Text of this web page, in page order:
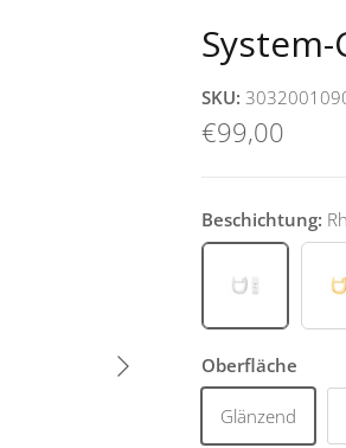
Nächste
System-
SKU:
€99,00
Beschichtung:
Rhodiniert
Oberfläche
Glänzend